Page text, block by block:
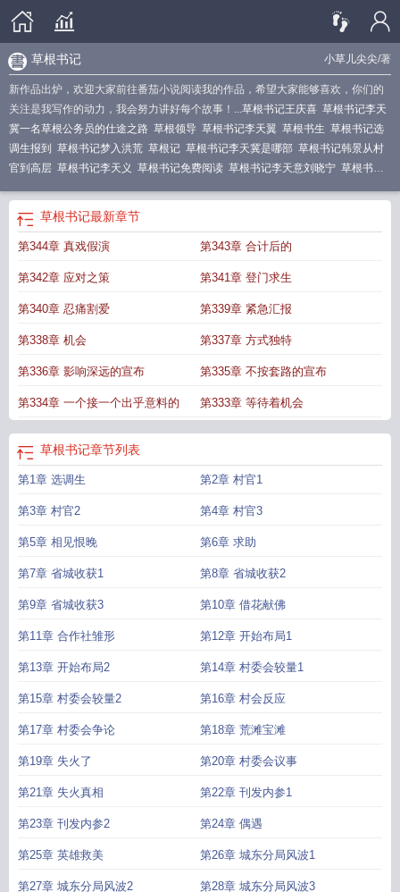
小草儿尖尖/著
草根书记
新作品出炉，欢迎大家前往番茄小说阅读我的作品，希望大家能够喜欢，你们的
关注是我写作的动力，我会努力讲好每个故事！...草根书记王庆喜 草根书记李天
冀一名草根公务员的仕途之路 草根领导 草根书记李天翼 草根书生 草根书记选
调生报到 草根书记梦入洪荒 草根记 草根书记李天冀是哪部 草根书记韩景从村
官到高层 草根书记李天义 草根书记免费阅读 草根书记李天意刘晓宁 草根书记
草根书记小诸葛简介
部 草根书记李天冀故事
路草根首长简介草根书记杨兆顺 草根书记李天冀陈诗琪草根书记李天冀
长草根书记李天翼是哪部 草根书记新评书 草根王简介 简介
书草根董事长
草根书记最新章节
第344章 真戏假演 第343章 合计后的
第342章 应对之策 第341章 登门求生
第340章 忍痛割爱 第339章 紧急汇报
第338章 机会 第337章 方式独特
第336章 影响深远的宣布 第335章 不按套路的宣布
第334章 一个接一个出乎意料的 第333章 等待着机会
草根书记章节列表
第1章 选调生 第2章 村官1
第3章 村官2 第4章 村官3
第5章 相见恨晚 第6章 求助
第7章 省城收获1 第8章 省城收获2
第9章 省城收获3 第10章 借花献佛
第11章 合作社雏形 第12章 开始布局1
第13章 开始布局2 第14章 村委会较量1
第15章 村委会较量2 第16章 村会反应
第17章 村委会争论 第18章 荒滩宝滩
第19章 失火了 第20章 村委会议事
第21章 失火真相 第22章 刊发内参1
第23章 刊发内参2 第24章 偶遇
第25章 英雄救美 第26章 城东分局风波1
第27章 城东分局风波2 第28章 城东分局风波3